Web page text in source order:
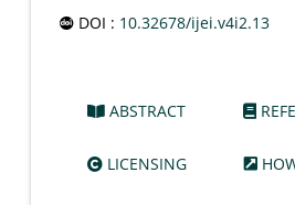
DOI : 10.32678/ijei.v4i2.13
ABSTRACT
LICENSING